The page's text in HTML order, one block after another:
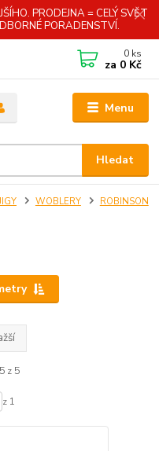
PRODEJNA = CELÝ SVĚT
PORADENSTVÍ.
Menu
Hledat
0 ks
za 0 Kč
WOBLERY
ROBINSON
z 5
z 1